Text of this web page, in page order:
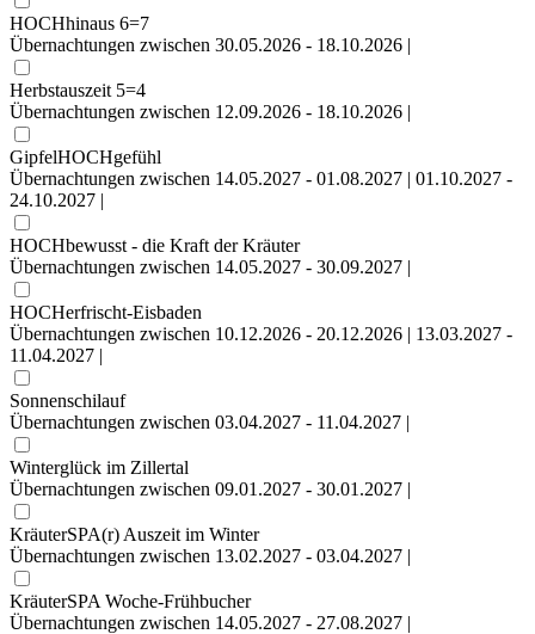
HOCHhinaus 6=7
Übernachtungen zwischen 30.05.2026 - 18.10.2026 |
Herbstauszeit 5=4
Übernachtungen zwischen 12.09.2026 - 18.10.2026 |
GipfelHOCHgefühl
Übernachtungen zwischen 14.05.2027 - 01.08.2027 | 01.10.2027 -
24.10.2027 |
HOCHbewusst - die Kraft der Kräuter
Übernachtungen zwischen 14.05.2027 - 30.09.2027 |
HOCHerfrischt-Eisbaden
Übernachtungen zwischen 10.12.2026 - 20.12.2026 | 13.03.2027 -
11.04.2027 |
Sonnenschilauf
Übernachtungen zwischen 03.04.2027 - 11.04.2027 |
Winterglück im Zillertal
Übernachtungen zwischen 09.01.2027 - 30.01.2027 |
KräuterSPA(r) Auszeit im Winter
Übernachtungen zwischen 13.02.2027 - 03.04.2027 |
KräuterSPA Woche-Frühbucher
Übernachtungen zwischen 14.05.2027 - 27.08.2027 |